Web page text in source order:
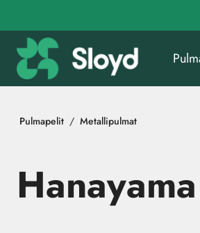
Pulmapelit Metallipulmat
Hanayama